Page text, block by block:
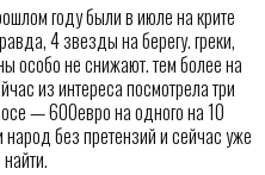
году были в июле на крите
4 звезды на берегу. греки,
особо не снижают. тем более на
из интереса посмотрела три
— 600евро на одного на 10
без претензий и сейчас уже